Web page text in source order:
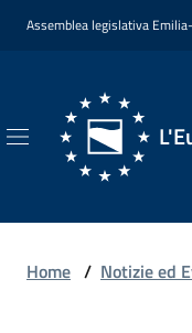
Vai al contenuto
Vai alla navigazione
Vai al footer
Assemblea legislativa
L'Europa
Romagna
Home / Notizie ed